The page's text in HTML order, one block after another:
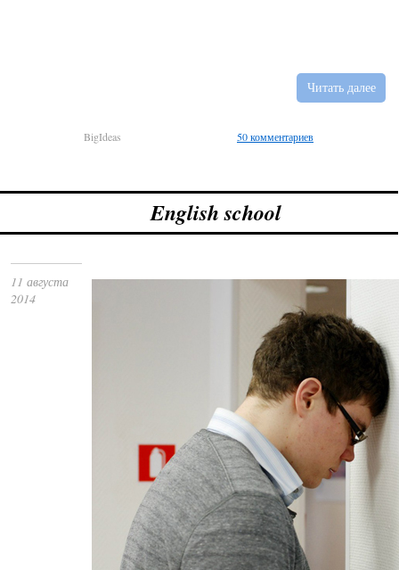
Читать далее
BigIdeas 50 комментариев
English school
11 августа
2014